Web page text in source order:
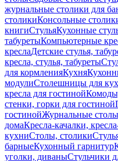
журнальные столики для
столикиКонсольные
книгиСтульяКухонные
табуретыКомпьютерные
креслаДетские стулья,
кресла, стулья, табуреты
для кормленияКухня
модулиСтолешницы для
кресла для гостиной
стенки, горки для гостиной
гостинойЖурнальные
домаКресла-качалки,
кухниСтолы, столики
барныеКухонный гарнитур
уголки, диваныСтульчики